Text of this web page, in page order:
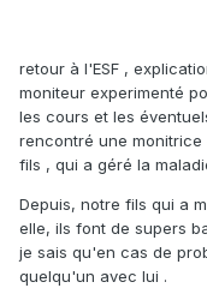
retour à l'ESF ,
moniteur experimenté
les cours et les
rencontré une
fils , qui a géré la
Depuis, notre fils qui a
elle, ils font de supers
je sais qu'en cas de
quelqu'un avec lui .